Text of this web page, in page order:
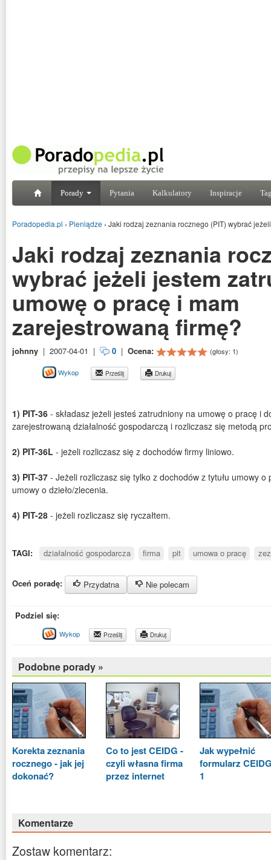
Porady Pytania Kalkulatory Inspiracje
Poradopedia.pl › Pieniądze › Jaki rodzaj zeznania rocznego (PIT) wybrać
Jaki rodzaj zeznania
wybrać jeżeli jestem
umowę o pracę i mam
zarejestrowaną firmę?
johnny | 2007-04-01 | 0 | Ocena: (głosy: 1)
Wykop Prześlij Drukuj
1) PIT-36 - składasz jeżeli jesteś zatrudniony na umowę o pracę i
zarejestrowaną działalność gospodarczą i rozliczasz się metodą
2) PIT-36L - jeżeli rozliczasz się z dochodów firmy liniowo.
3) PIT-37 - Jeżeli rozliczasz się tylko z dochodów z tytułu umowy
umowy o dzieło/zlecenia.
4) PIT-28 - jeżeli rozliczasz się ryczałtem.
TAGI: działalność gospodarcza firma pit umowa o pracę
Oceń poradę: Przydatna Nie polecam
Podziel się:
Wykop Prześlij Drukuj
Podobne porady »
Korekta zeznania
rocznego - jak jej
dokonać?
Co to jest CEIDG -
czyli własna firma
przez internet
Jak wypełnić
formularz
1
Komentarze
Zostaw komentarz: